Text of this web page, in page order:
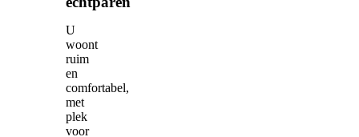
U
woont
ruim
en
comfortabel,
met
plek
voor